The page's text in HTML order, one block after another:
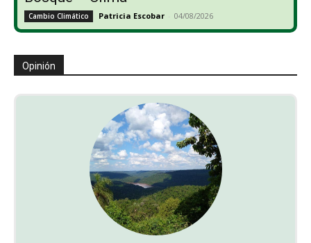
Cambio Climático Patricia Escobar - 04/08/2026
Opinión